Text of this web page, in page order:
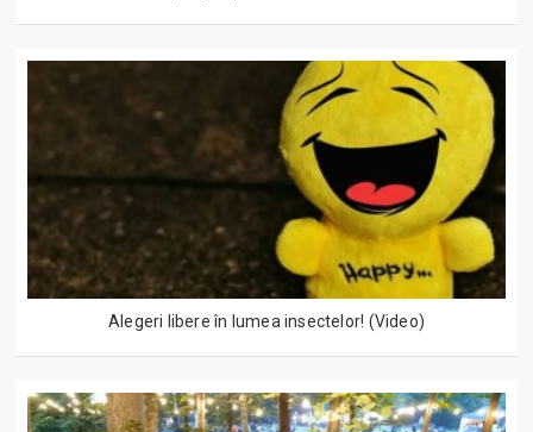
Alegeri libere în lumea insectelor! (Video)